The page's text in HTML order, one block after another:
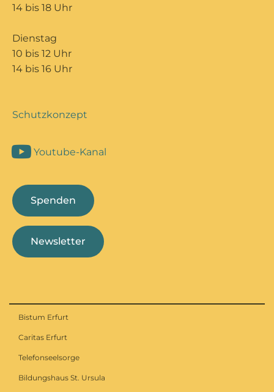
14 bis 18 Uhr
Dienstag
10 bis 12 Uhr
14 bis 16 Uhr
Schutzkonzept
Youtube-Kanal
Spenden
Newsletter
Bistum Erfurt
Caritas Erfurt
Telefonseelsorge
Bildungshaus St. Ursula